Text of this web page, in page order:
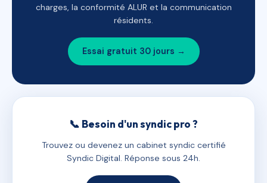
charges, la conformité ALUR et la communication
résidents.
Essai gratuit 30 jours →
📞 Besoin d'un syndic pro ?
Trouvez ou devenez un cabinet syndic certifié
Syndic Digital. Réponse sous 24h.